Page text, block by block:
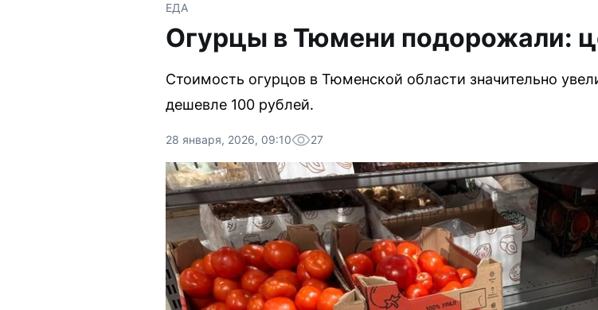
ЕДА
Огурцы в Тюмени подорожали:
Стоимость огурцов в Тюменской области значительно
дешевле 100 рублей.
28 января, 2026, 09:10 27